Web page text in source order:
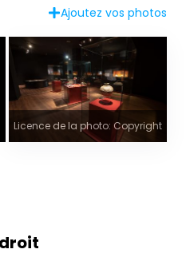
Ajoutez vos photos
Licence de la photo: Copyright